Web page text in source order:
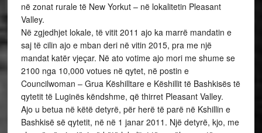
në zonat rurale të New Yorkut – në lokalitetin Pleasant
Valley.
Në zgjedhjet lokale, të vitit 2011 ajo ka marrë mandatin e
saj të cilin ajo e mban deri në vitin 2015, pra me një
mandat katër vjeçar. Në ato votime ajo mori me shume se
2100 nga 10,000 votues në qytet, në postin e
Councilwoman – Grua Këshilltare e Këshillit të Bashkisës të
qytetit të Luginës këndshme, që thirret Pleasant Valley.
Ajo u betua në këtë detyrë, për herë të parë në Kshillin e
Bashkisë së qytetit, në në 1 janar 2011. Një detyrë, kjo, me